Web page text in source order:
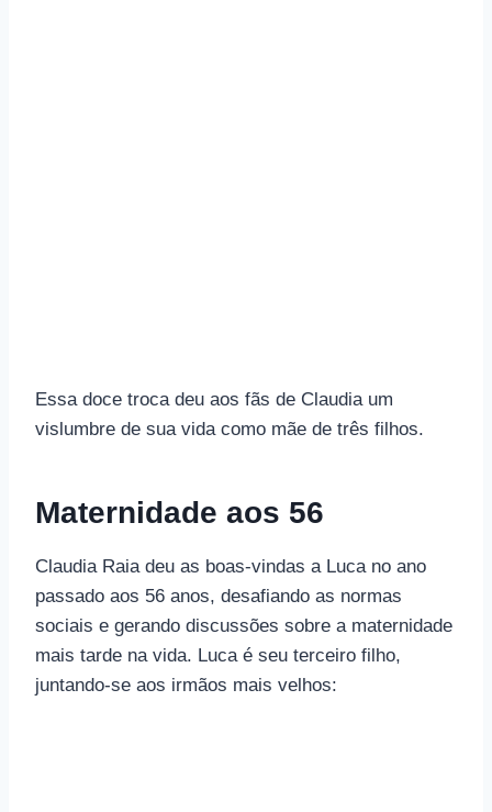
Essa doce troca deu aos fãs de Claudia um
vislumbre de sua vida como mãe de três filhos.
Maternidade aos 56
Claudia Raia deu as boas-vindas a Luca no ano
passado aos 56 anos, desafiando as normas
sociais e gerando discussões sobre a maternidade
mais tarde na vida. Luca é seu terceiro filho,
juntando-se aos irmãos mais velhos: